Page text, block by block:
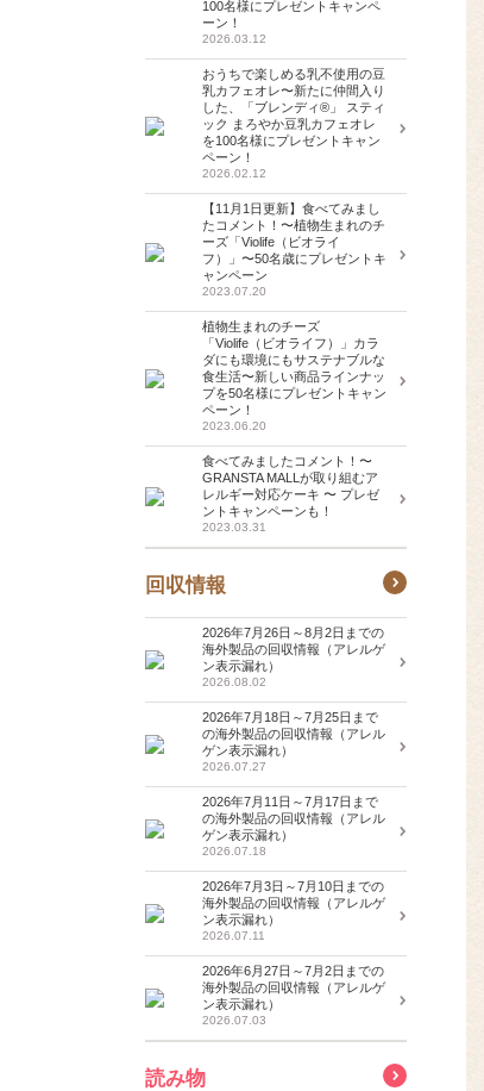
100名様にプレゼントキャンペ
ーン！
2026.03.12
おうちで楽しめる乳不使用の豆
乳カフェオレ〜新たに仲間入り
した、「ブレンディ®」 スティ
ック まろやか豆乳カフェオレ
を100名様にプレゼントキャン
ペーン！
2026.02.12
【11月1日更新】食べてみまし
たコメント！〜植物生まれのチ
ーズ「Violife（ビオライ
フ）」〜50名歳にプレゼントキ
ャンペーン
2023.07.20
植物生まれのチーズ
「Violife（ビオライフ）」カラ
ダにも環境にもサステナブルな
食生活〜新しい商品ラインナッ
プを50名様にプレゼントキャン
ペーン！
2023.06.20
食べてみましたコメント！〜
GRANSTA MALLが取り組むア
レルギー対応ケーキ 〜 プレゼ
ントキャンペーンも！
2023.03.31
回収情報
2026年7月26日～8月2日までの
海外製品の回収情報（アレルゲ
ン表示漏れ）
2026.08.02
2026年7月18日～7月25日まで
の海外製品の回収情報（アレル
ゲン表示漏れ）
2026.07.27
2026年7月11日～7月17日まで
の海外製品の回収情報（アレル
ゲン表示漏れ）
2026.07.18
2026年7月3日～7月10日までの
海外製品の回収情報（アレルゲ
ン表示漏れ）
2026.07.11
2026年6月27日～7月2日までの
海外製品の回収情報（アレルゲ
ン表示漏れ）
2026.07.03
読み物